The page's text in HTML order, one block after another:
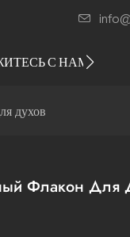
С НАМИ
духов
Флакон Для